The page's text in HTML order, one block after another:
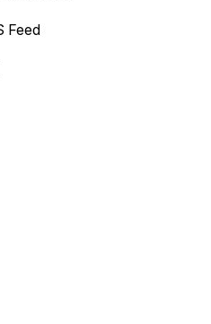
or backward.
Feed